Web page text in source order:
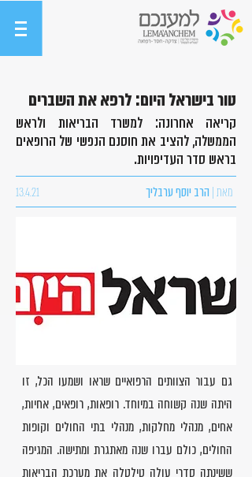
טור בישראל היום: לרפא את השברים
קריאה אחרונה: למשרד הבריאות ולראש
הממשלה, להציב את חוסנם הנפשי של הרופאים
בראש סדר העדיפויות.
13.4.21 הרב יוסף ערבליך מאת |
גם עבור הצוותים הרפואיים שראו ושמעו הכל, זו
היתה שנה קשוחה במיוחד. רופאות, רופאים, אחיות,
אחים, מנהלי מחלקות, מנהלי בתי החולים וקופות
החולים, כולם עברו שנה מאתגרת ומתישה. המגיפה
ששינתה סדרי עולה טילטלה את מערכת הבריאות